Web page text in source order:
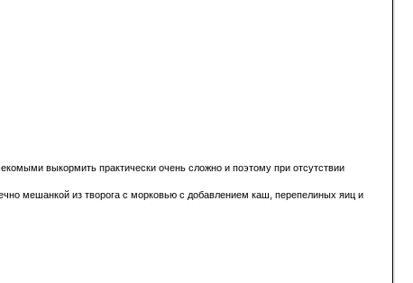
выкормить практически очень сложно и поэтому при отсутствии
мешанкой из творога с морковью с добавлением каш, перепелиных яиц и